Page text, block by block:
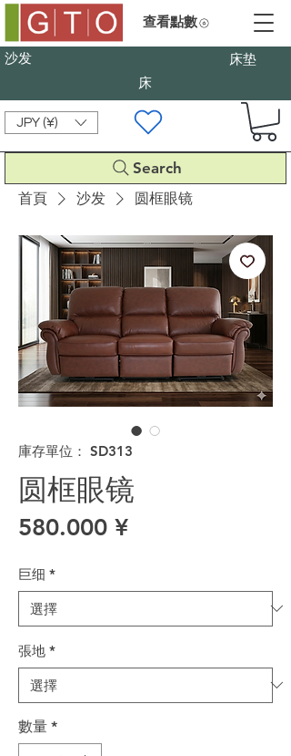
沙发
床垫
床
JPY (¥)
Search
查看點數
首頁 沙发 圆框眼镜
庫存單位： SD313
圆框眼镜
580.000 ¥價格
巨细 *
張地 *
數量 *